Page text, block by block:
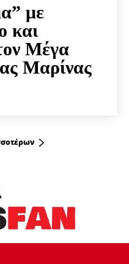
με
και
Μέγα
Μαρίνας